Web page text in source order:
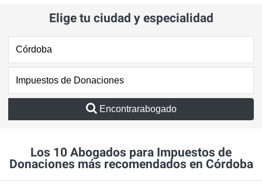
Elige tu ciudad y especialidad
Encontrarabogado
Los 10 Abogados para Impuestos de
Donaciones más recomendados en Córdoba